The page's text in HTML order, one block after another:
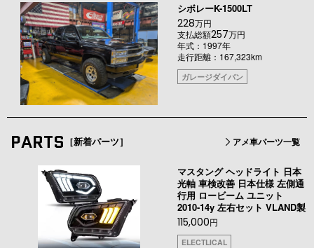
シボレーK-1500LT
228万円
支払総額257万円
年式：1997年
走行距離：167,323km
ガレージダイバン
PARTS ［新着パーツ］ アメ車パーツ一覧
マスタング ヘッドライト 日本
光軸 車検改善 日本仕様 左側通
行用 ロービーム ユニット
2010-14y 左右セット VLAND製
115,000円
ELECTLICAL